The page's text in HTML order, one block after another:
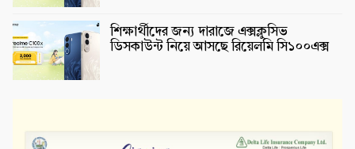
শিক্ষার্থীদের জন্য দারাজে এক্সক্লুসিভ
ডিসকাউন্ট নিয়ে আসছে রিয়েলমি সি১০০এক্স